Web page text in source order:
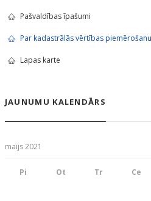
Pašvaldības īpašumi
Par kadastrālās vērtības
Lapas karte
JAUNUMU KALENDĀRS
maijs 2021
Pi Ot Tr Ce